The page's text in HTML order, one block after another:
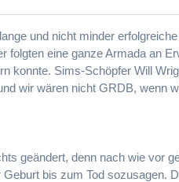
und nicht minder
eine ganze Armada an
konnte. Sims-Schöpfer Will
wir wären nicht GRDB, wenn
geändert, denn nach wie vor
bis zum Tod sozusagen.